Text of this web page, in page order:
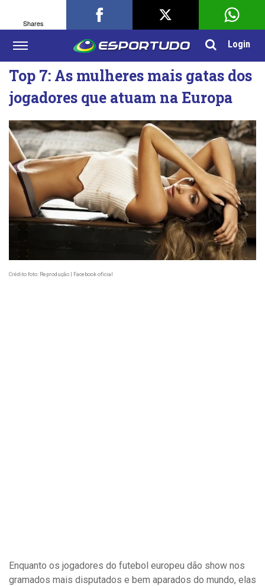
Login
Top 7: As mulheres mais gatas dos
jogadores que atuam na Europa
Crédito foto: Reprodução | Facebook oficial
Enquanto os jogadores do futebol europeu dão show nos
gramados mais disputados e bem aparados do mundo, elas
Shares